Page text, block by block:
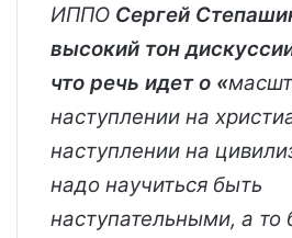
ИППО Сергей
высокий тон
что речь идет о «
наступлении на
наступлении на
надо научиться быть
наступательными, а то